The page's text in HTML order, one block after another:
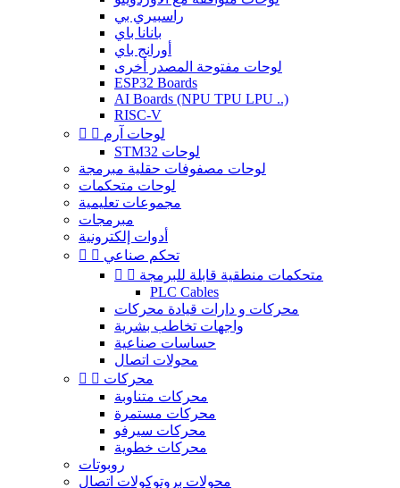
راسبيري بي
بانانا باي
أورانج باي
لوحات مفتوحة المصدر أخرى
ESP32 Boards
AI Boards (NPU TPU LPU ..)
RISC-V
  لوحات آرم
STM32 لوحات
لوحات مصفوفات حقلية مبرمجة
لوحات متحكمات
مجموعات تعليمية
مبرمجات
أدوات إلكترونية
  تحكم صناعي
  متحكمات منطقية قابلة للبرمجة
PLC Cables
محركات و دارات قيادة محركات
واجهات تخاطب بشرية
حساسات صناعية
محولات اتصال
  محركات
محركات متناوبة
محركات مستمرة
محركات سيرفو
محركات خطوية
روبوتات
محولات بروتوكولات اتصال